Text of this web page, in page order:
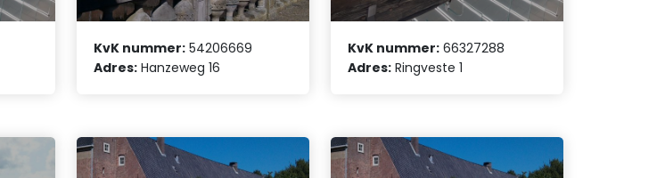
KvK nummer: 54206669
Adres: Hanzeweg 16
KvK nummer: 66327288
Adres: Ringveste 1